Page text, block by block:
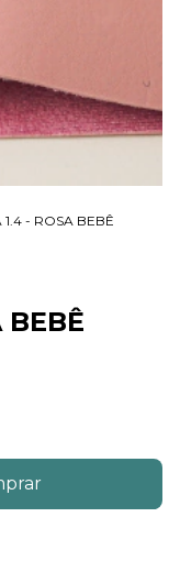
- ROSA BEBÊ
BEBÊ